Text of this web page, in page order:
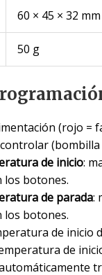
60 × 45 × 32 mm
50 g
(rojo =
de inicio:
los botones.
de parada:
los botones.
de inicio
de